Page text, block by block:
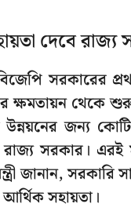
দেবে রাজ্য
সরকারের
ক্ষমতায়ন
জন্য
রাজ্য সরকার।
জানান,
সহায়তা।